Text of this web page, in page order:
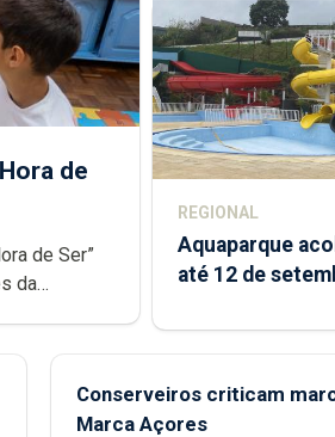
de
de Ser”
da
REGIONAL
Aquaparque
até 12 de
Conserveiros criticam
Marca Açores